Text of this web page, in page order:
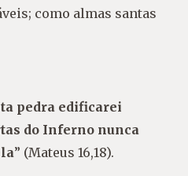
como almas santas
pedra edificarei
do Inferno nunca
” (Mateus 16,18).